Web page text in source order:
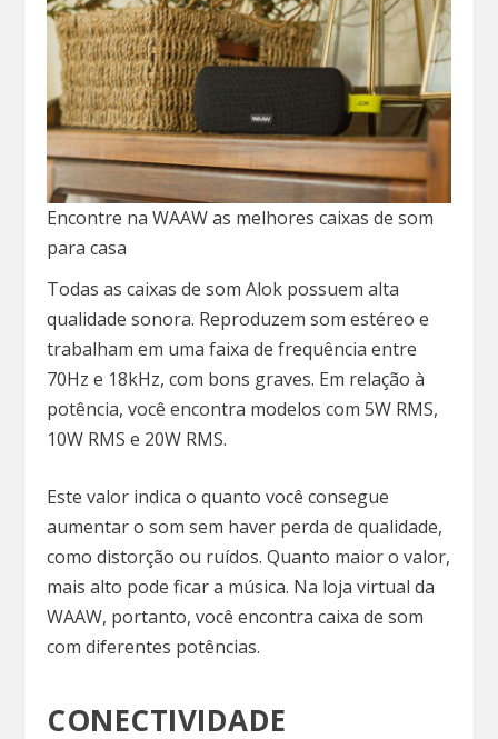
Encontre na WAAW as melhores caixas de som
para casa
Todas as caixas de som Alok possuem alta
qualidade sonora. Reproduzem som estéreo e
trabalham em uma faixa de frequência entre
70Hz e 18kHz, com bons graves. Em relação à
potência, você encontra modelos com 5W RMS,
10W RMS e 20W RMS.
Este valor indica o quanto você consegue
aumentar o som sem haver perda de qualidade,
como distorção ou ruídos. Quanto maior o valor,
mais alto pode ficar a música. Na loja virtual da
WAAW, portanto, você encontra caixa de som
com diferentes potências.
CONECTIVIDADE